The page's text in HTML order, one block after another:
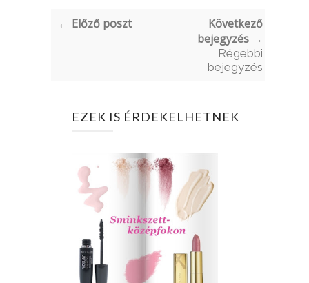
← Előző poszt
Következő
bejegyzés →
Régebbi
bejegyzés
EZEK IS ÉRDEKELHETNEK